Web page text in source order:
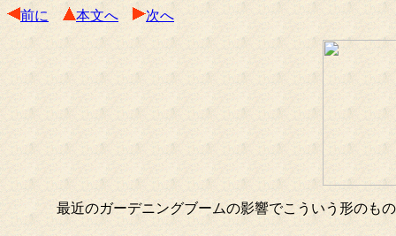
前に 本文へ 次へ
最近のガーデニングブームの影響でこういう形のも